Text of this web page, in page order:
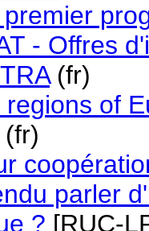
- Offres
(fr)
of
(fr)
parler
? [RUC-